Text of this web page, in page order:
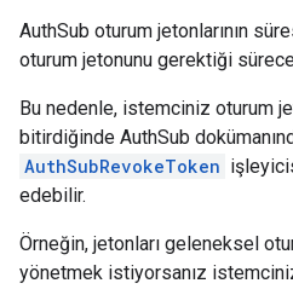
AuthSub oturum jetonlarının
oturum jetonunu gerektiği
Bu nedenle, istemciniz oturum
bitirdiğinde AuthSub
AuthSubRevokeToken
edebilir.
Örneğin, jetonları geleneksel
yönetmek istiyorsanız